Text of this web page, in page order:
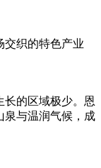
交织的特色产业
长的区域极少。恩
泉与温润气候，成